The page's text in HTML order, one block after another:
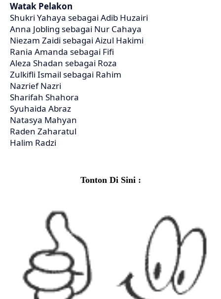
Watak Pelakon
Shukri Yahaya sebagai Adib Huzairi
Anna Jobling sebagai Nur Cahaya
Niezam Zaidi sebagai Aizul Hakimi
Rania Amanda sebagai Fifi
Aleza Shadan sebagai Roza
Zulkifli Ismail sebagai Rahim
Nazrief Nazri
Sharifah Shahora
Syuhaida Abraz
Natasya Mahyan
Raden Zaharatul
Halim Radzi
Tonton Di Sini :